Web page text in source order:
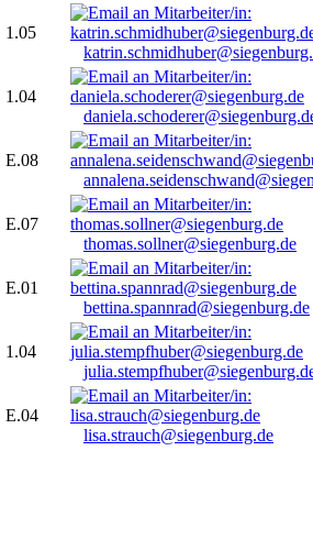
1.05
1.04
E.08
E.07
thomas.sollner@siegenburg.de
E.01
bettina.spannrad@siegenburg.de
1.04
E.04
lisa.strauch@siegenburg.de